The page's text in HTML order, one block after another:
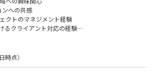
を加速するプラットフォーム「booost Sustainabilit
への共感
クトのマネジメント経験
るクライアント対応の経験
験
ーションが可能なこと / Native-like fluency in Japan
時点）